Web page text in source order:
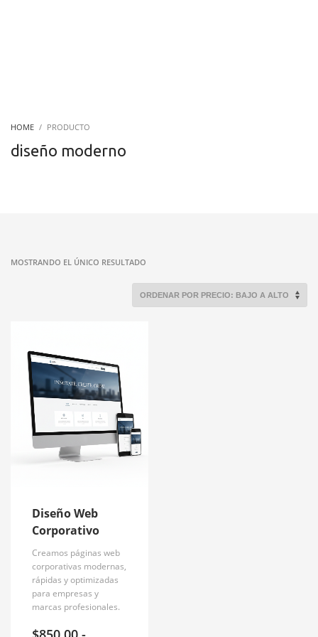
HOME PRODUCTO
diseño moderno
MOSTRANDO EL ÚNICO RESULTADO
Diseño Web
Corporativo
Creamos páginas web
corporativas modernas,
rápidas y optimizadas
para empresas y
marcas profesionales.